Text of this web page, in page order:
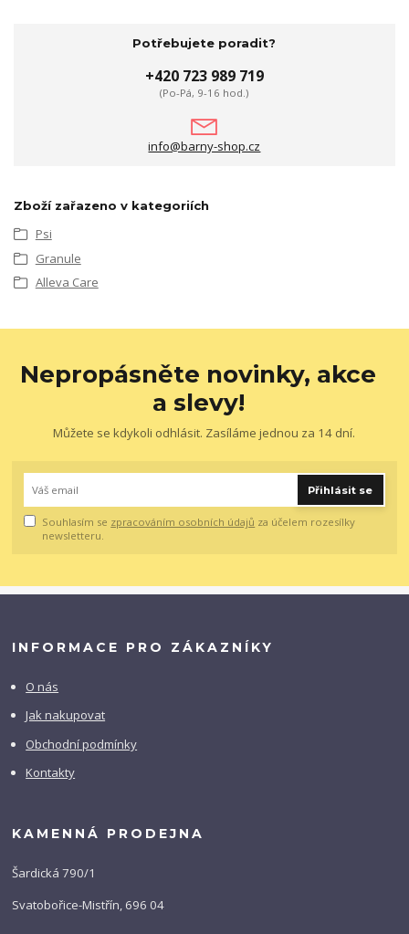
Potřebujete poradit?
+420 723 989 719
(Po-Pá, 9-16 hod.)
info@barny-shop.cz
Zboží zařazeno v kategoriích
Psi
Granule
Alleva Care
Nepropásněte novinky, akce
a slevy!
Můžete se kdykoli odhlásit. Zasíláme jednou za 14 dní.
Přihlásit se
Souhlasím se zpracováním osobních údajů za účelem rozesílky
newsletteru.
INFORMACE PRO ZÁKAZNÍKY
O nás
Jak nakupovat
Obchodní podmínky
Kontakty
KAMENNÁ PRODEJNA
Šardická 790/1
Svatobořice-Mistřín, 696 04